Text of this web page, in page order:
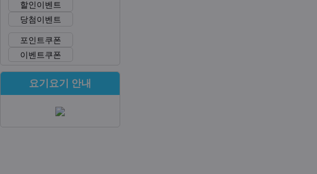
할인이벤트
당첨이벤트
포인트쿠폰
이벤트쿠폰
요기요기 안내